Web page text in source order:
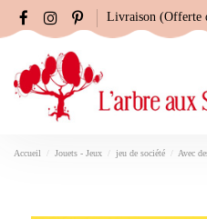
Livraison (Offerte
Accueil Jouets - Jeux jeu de société Avec